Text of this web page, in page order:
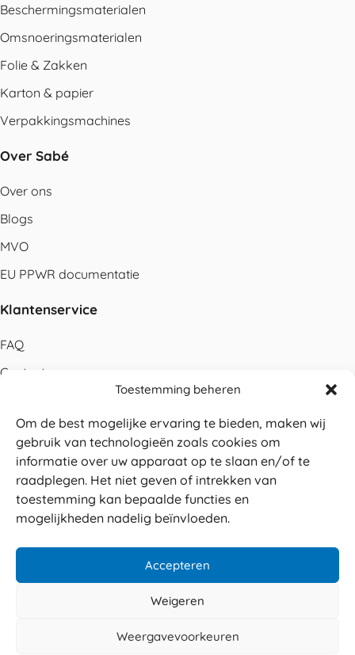
Toestemming beheren
Om de best mogelijke ervaring te bieden, maken wij
gebruik van technologieën zoals cookies om
informatie over uw apparaat op te slaan en/of te
raadplegen. Het niet geven of intrekken van
toestemming kan bepaalde functies en
mogelijkheden nadelig beïnvloeden.
Accepteren
Weigeren
Weergavevoorkeuren
Beschermingsmaterialen
Omsnoeringsmaterialen
Folie & Zakken
Karton & papier
Verpakkingsmachines
Over Sabé
Over ons
Blogs
MVO
EU PPWR documentatie
Klantenservice
FAQ
Contact
Betalen
Levering
Retouren
Service en garantie
Veilig betalen
© 2026 Sabé Verpakkingen